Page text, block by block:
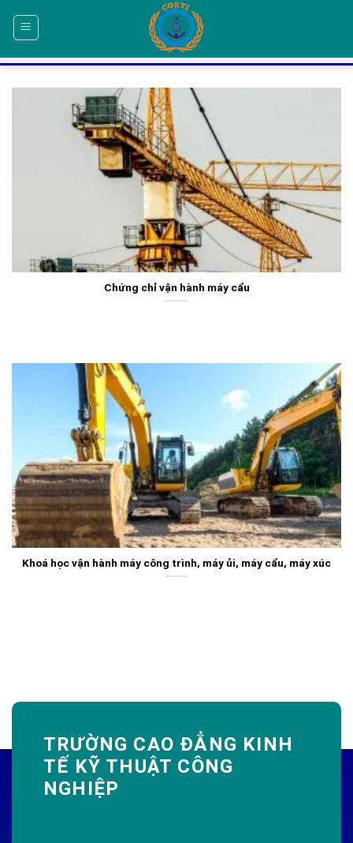
Chứng chỉ vận hành máy cẩu
Khoá học vận hành máy công trình, máy ủi, máy cẩu, máy xúc
TRƯỜNG CAO ĐẲNG KINH
TẾ KỸ THUẬT CÔNG
NGHIỆP